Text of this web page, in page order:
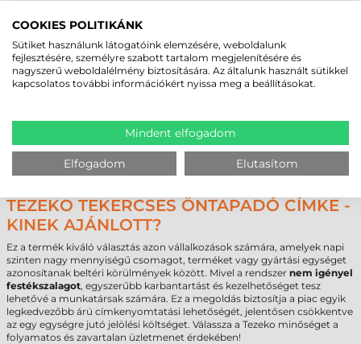
szempontot kell figyelembe venni. A nyomtató mechanikai
hőmérséklete, a tervezett élettartam, valamint az a felület, amelyre a
címke felkerül. Egy nem megfelelően választott alapanyag vagy
ragasztó típus jelentős többletköltséget és logisztikai fennakadást
okozhat a nem olvasható vagy leeső címkék miatt.
az üzleti igényeihez leginkább illeszkedő technológiát választhassa.
Legyen szó technológiai kompatibilitásról, környezeti terhelésről vagy
élettartamról, szakmai tanácsadással támogatjuk a beszerzést. Egyedi
igények vagy nagy volumenű megrendelések esetén kérje személyre
szabott ajánlatunkat a hatékonyabb üzemeltetés érdekében.
TEZEKO TEKERCSES ÖNTAPADÓ CÍMKE -
KINEK AJÁNLOTT?
Ez a termék kiváló választás azon vállalkozások számára, amelyek napi
szinten nagy mennyiségű csomagot, terméket vagy gyártási egységet
azonosítanak beltéri körülmények között. Mivel a rendszer nem igényel
festékszalagot, egyszerűbb karbantartást és kezelhetőséget tesz
lehetővé a munkatársak számára. Ez a megoldás biztosítja a piac egyik
legkedvezőbb árú címkenyomtatási lehetőségét, jelentősen csökkentve
az egy egységre jutó jelölési költséget. Válassza a Tezeko minőséget a
folyamatos és zavartalan üzletmenet érdekében!
COOKIES POLITIKÁNK
Sütiket használunk látogatóink elemzésére, weboldalunk
fejlesztésére, személyre szabott tartalom megjelenítésére és
nagyszerű weboldalélmény biztosítására. Az általunk használt sütikkel
kapcsolatos további információkért nyissa meg a beállításokat.
Mindent elfogadom
Elfogadom Elutasítom